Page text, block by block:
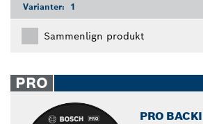
Varianter: 1
Sammenlign produkt
PRO
PRO